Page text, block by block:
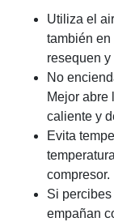
Utiliza el
también
resequen
No
Mejor abre
caliente y
Evita
compresor.
Si
empañan